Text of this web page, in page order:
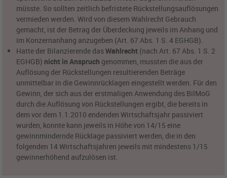
müsste. So sollten zeitlich befristete Rückstellungsauflösungen
vermieden werden. Wird von diesem Wahlrecht Gebrauch
gemacht, ist der Betrag der Überdeckung jeweils im Anhang und
im Konzernanhang anzugeben (Art. 67 Abs. 1 S. 4 EGHGB).
Hatte der Bilanzierende dasWahlrecht (nach Art. 67 Abs. 1 S. 2
EGHGB) nicht in Anspruch genommen, mussten die aus der
Auflösung der Rückstellungen resultierenden Beträge
unmittelbar in die Gewinnrücklagen eingestellt werden. Für den
Gewinn, der sich aus der erstmaligen Anwendung des BilMoG
durch die Auflösung von Rückstellungen ergibt, die bereits in
dem vor dem 1.1.2010 endenden Wirtschaftsjahr passiviert
wurden, konnte kann jeweils in Höhe von 14/15 eine
gewinnmindernde Rücklage passiviert werden, die in den
folgenden 14 Wirtschaftsjahren jeweils mit mindestens 1/15
gewinnerhöhend aufzulösen ist.